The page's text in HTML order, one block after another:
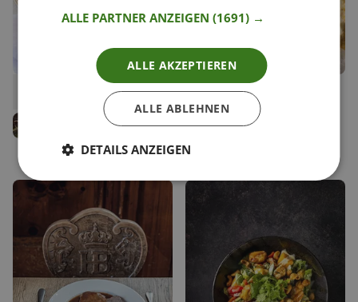
Speichern
Karfiolreis mit Erbsen 34
Speichern
Spaghetti mit Ofenkäse,
Feigen und Maroni
ALLE PARTNER ANZEIGEN(1691) →
ALLE AKZEPTIEREN
ALLE ABLEHNEN
DETAILS ANZEIGEN